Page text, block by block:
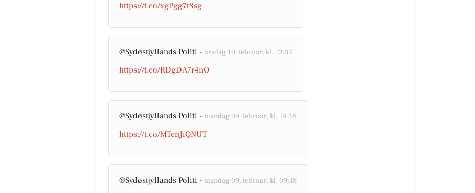
https://t.co/xgPgg7t8sg
@Sydøstjyllands Politi - tirsdag 10. februar, kl. 12:37
https://t.co/RDgDA7r4nO
@Sydøstjyllands Politi - mandag 09. februar, kl. 14:36
https://t.co/MTenJiQNUT
@Sydøstjyllands Politi - mandag 09. februar, kl. 09:48